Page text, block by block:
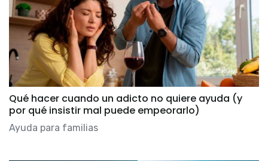
Qué hacer cuando un adicto no quiere ayuda (y
por qué insistir mal puede empeorarlo)
Ayuda para familias